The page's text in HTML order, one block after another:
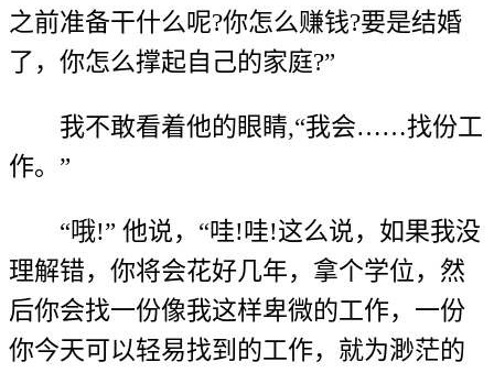
之前准备干什么呢?你怎么赚钱?要是结婚
了，你怎么撑起自己的家庭?”
我不敢看着他的眼睛,“我会……找份工
作。”
“哦!” 他说，“哇!哇!这么说，如果我没
理解错，你将会花好几年，拿个学位，然
后你会找一份像我这样卑微的工作，一份
你今天可以轻易找到的工作，就为渺茫的